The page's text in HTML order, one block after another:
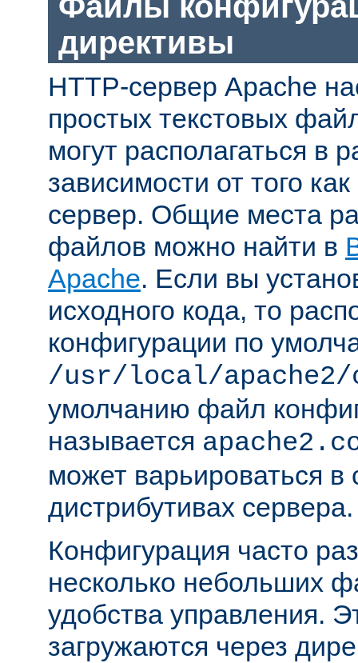
директивы
HTTP-сервер Apache
простых текстовых
могут располагаться в
зависимости от того
сервер. Общие места
файлов можно найти в
Apache. Если вы
исходного кода, то
конфигурации по
/usr/local/apache2/
умолчанию файл
называется
может варьироваться в
дистрибутивах сервера.
Конфигурация часто
несколько небольших
удобства управления.
загружаются через